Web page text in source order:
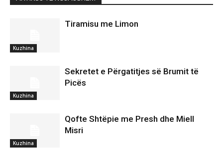
Kuzhina
Tiramisu me Limon
Kuzhina
Sekretet e Përgatitjes së Brumit të
Picës
Kuzhina
Qofte Shtëpie me Presh dhe Miell
Misri